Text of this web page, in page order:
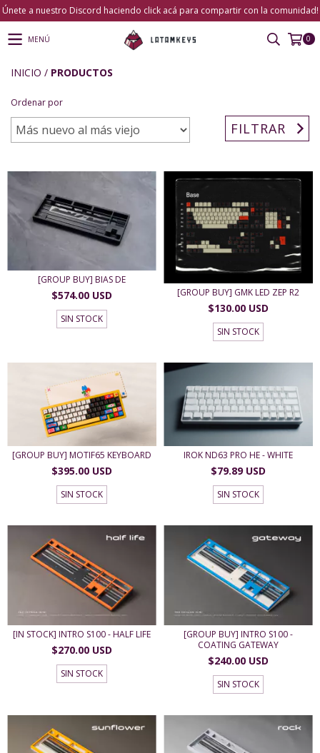
Únete a nuestro Discord haciendo click acá para compartir con la comunidad!
MENÚ 0
INICIO / PRODUCTOS
Ordenar por
FILTRAR
[GROUP BUY] BIAS DE
$574.00 USD
SIN STOCK
[GROUP BUY] GMK LED ZEP R2
$130.00 USD
SIN STOCK
[GROUP BUY] MOTIF65 KEYBOARD
$395.00 USD
SIN STOCK
IROK ND63 PRO HE - WHITE
$79.89 USD
SIN STOCK
[IN STOCK] INTRO S100 - HALF LIFE
$270.00 USD
SIN STOCK
[GROUP BUY] INTRO S100 -
COATING GATEWAY
$240.00 USD
SIN STOCK